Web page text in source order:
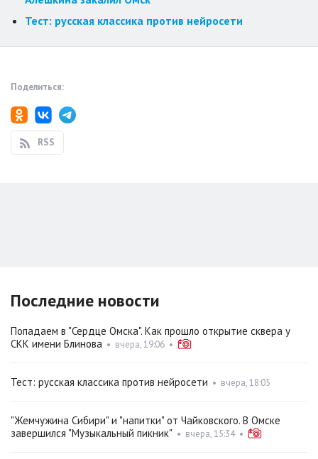
Тест: русская классика против нейросети
Поделиться:
RSS
Последние новости
Попадаем в "Сердце Омска". Как прошло открытие сквера у
СКК имени Блинова • вчера, 19:06 •
Тест: русская классика против нейросети • вчера, 18:05
"Жемчужина Сибири" и "напитки" от Чайковского. В Омске
завершился "Музыкальный пикник" • вчера, 15:34•